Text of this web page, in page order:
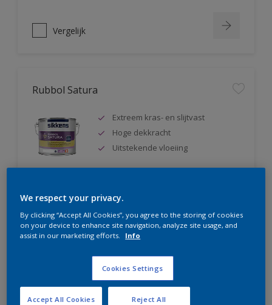
Vergelijk
Rubbol Satura
Extreem kras- en slijtvast
Hoge dekkracht
Uitstekende vloeiing
Rubbol BL Rezisto Satin
Extreem kras- en slijtvast
We respect your privacy.
By clicking “Accept All Cookies”, you agree to the storing of cookies
on your device to enhance site navigation, analyze site usage, and
assist in our marketing efforts.
Info
Cookies Settings
Reject All
Accept All Cookies